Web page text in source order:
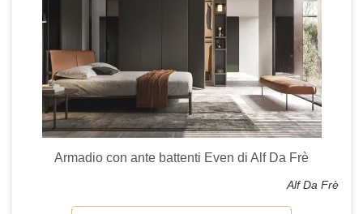
Armadio con ante battenti Even di Alf Da Frè
Alf Da Frè